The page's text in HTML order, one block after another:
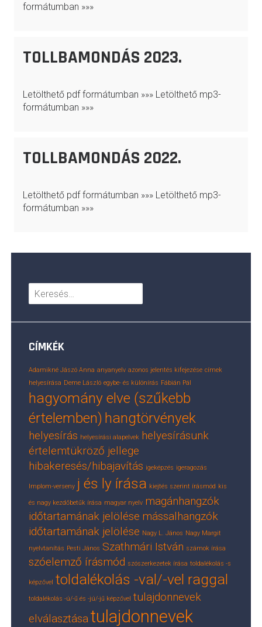
formátumban »»»
TOLLBAMONDÁS 2023.
Letölthető pdf formátumban »»» Letölthető mp3-
formátumban »»»
TOLLBAMONDÁS 2022.
Letölthető pdf formátumban »»» Letölthető mp3-
formátumban »»»
Keresés:
CÍMKÉK
Adamikné Jászó Anna anyanyelv azonos jelentés kifejezése címek
helyesírása Deme László egybe- és különírás Fábián Pál
hagyomány elve (szűkebb
értelemben) hangtörvények
helyesírás helyesírási alapelvek helyesírásunk
értelemtükröző jellege
hibakeresés/hibajavítás igeképzés igeragozás
Implom-verseny j és ly írása kiejtés szerint írásmód kis
és nagy kezdőbetűk írása magyar nyelv magánhangzók
időtartamának jelölése mássalhangzók
időtartamának jelölése Nagy L. János Nagy Margit
nyelvtanítás Pesti János Szathmári István számok írása
szóelemző írásmód szószerkezetek írása toldalékolás -s
képzővel toldalékolás -val/-vel raggal
toldalékolás -ú/-ű és -jú/-jű képzővel tulajdonnevek
elválasztásatulajdonnevek